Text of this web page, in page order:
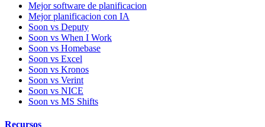
Mejor software de planificacion
Mejor planificacion con IA
Soon vs Deputy
Soon vs When I Work
Soon vs Homebase
Soon vs Excel
Soon vs Kronos
Soon vs Verint
Soon vs NICE
Soon vs MS Shifts
Recursos